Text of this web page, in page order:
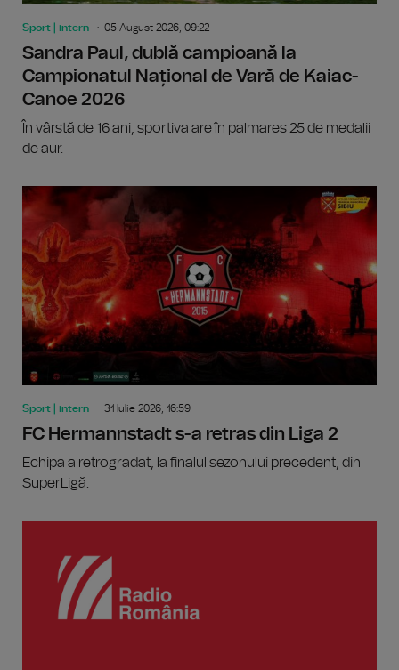
Sport | intern 05 August 2026, 09:22
Sandra Paul, dublă campioană la
Campionatul Național de Vară de Kaiac-
Canoe 2026
În vârstă de 16 ani, sportiva are în palmares 25 de medalii
de aur.
Sport | intern 31 Iulie 2026, 16:59
FC Hermannstadt s-a retras din Liga 2
Echipa a retrogradat, la finalul sezonului precedent, din
SuperLigă.